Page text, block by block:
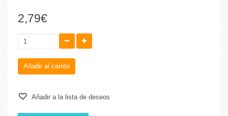
2,79€
Añadir al carrito
Añadir a la lista de deseos